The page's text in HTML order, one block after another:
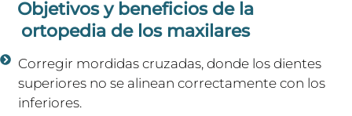
Objetivos y beneficios de la
ortopedia de los maxilares
Corregir mordidas cruzadas, donde los dientes
superiores no se alinean correctamente con los
inferiores.